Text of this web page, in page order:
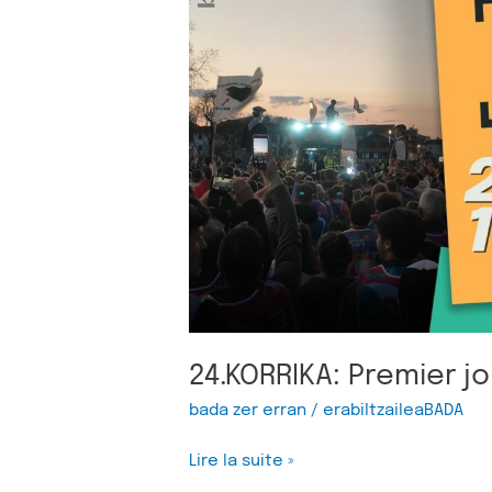
24.KORRIKA: Premier
bada zer erran /erabiltzaileaBADA
Lire la suite »